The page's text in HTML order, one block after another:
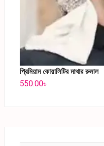
প্রিমিয়াম কোয়ালিটির মাথার রুমাল
550.00৳